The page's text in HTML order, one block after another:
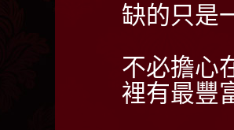
缺的只是
不必擔心
裡有最豐